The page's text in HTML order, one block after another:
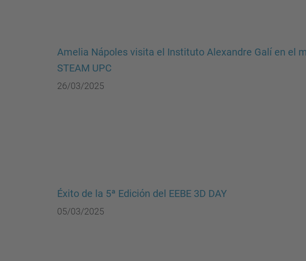
Amelia Nápoles visita el Instituto Alexandre Galí en el
STEAM UPC
26/03/2025
Éxito de la 5ª Edición del EEBE 3D DAY
05/03/2025